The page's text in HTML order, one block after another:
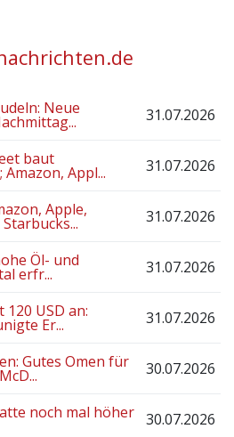
Neue 31.07.2026
baut
Appl... 31.07.2026
Apple, 31.07.2026
Öl- und
erfr... 31.07.2026
USD an:
Er... 31.07.2026
Gutes Omen für 30.07.2026
noch mal höher 30.07.2026